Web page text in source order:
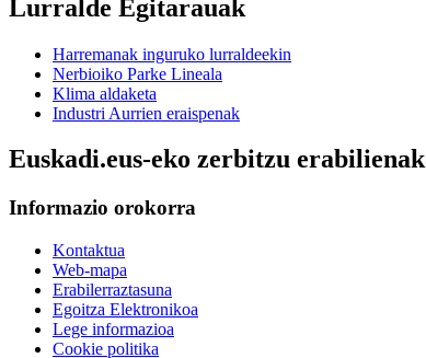
Lurralde Egitarauak
Harremanak inguruko lurraldeekin
Nerbioiko Parke Lineala
Klima aldaketa
Industri Aurrien eraispenak
Euskadi.eus-eko zerbitzu erabilienak
Informazio orokorra
Kontaktua
Web-mapa
Erabilerraztasuna
Egoitza Elektronikoa
Lege informazioa
Cookie politika